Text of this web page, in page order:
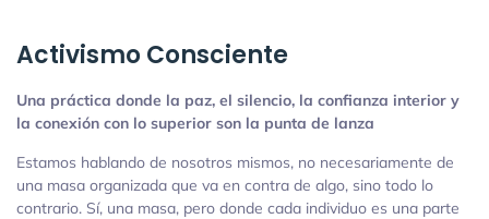
Activismo Consciente
Una práctica donde la paz, el silencio, la confianza interior y
la conexión con lo superior son la punta de lanza
Estamos hablando de nosotros mismos, no necesariamente de
una masa organizada que va en contra de algo, sino todo lo
contrario. Sí, una masa, pero donde cada individuo es una parte